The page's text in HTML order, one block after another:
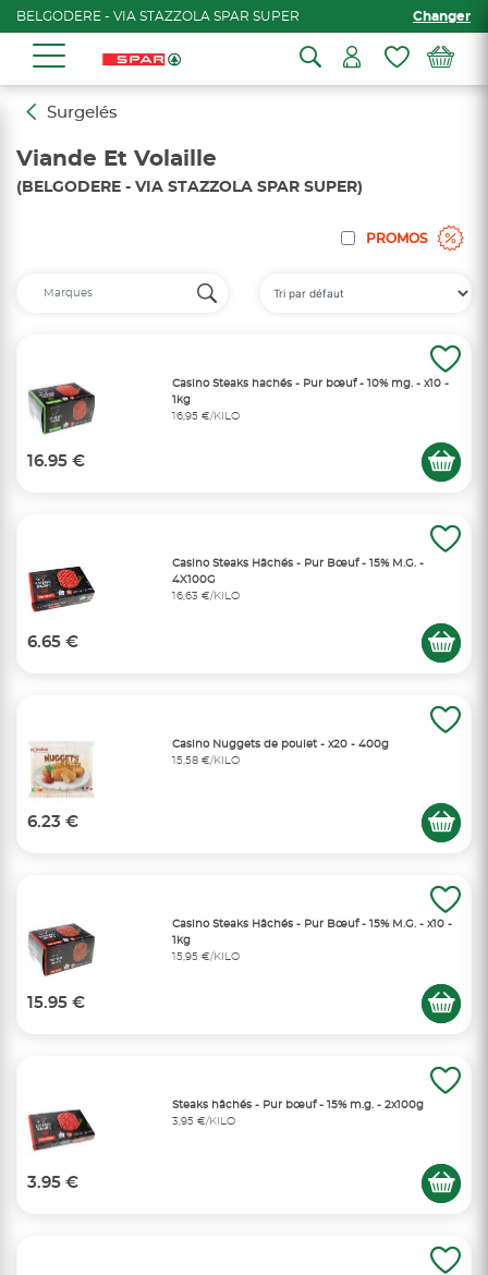
BELGODERE - VIA STAZZOLA SPAR SUPER Changer
Surgelés
Viande Et Volaille
(BELGODERE - VIA STAZZOLA SPAR SUPER)
PROMOS
Casino Steaks hachés - Pur bœuf - 10% mg. - x10 -
1kg
16,95 €/KILO
16.95 €
Casino Steaks Hâchés - Pur Bœuf - 15% M.G. -
4X100G
16,63 €/KILO
6.65 €
Casino Nuggets de poulet - x20 - 400g
15,58 €/KILO
6.23 €
Casino Steaks Hâchés - Pur Bœuf - 15% M.G. - x10 -
1kg
15,95 €/KILO
15.95 €
Steaks hâchés - Pur bœuf - 15% m.g. - 2x100g
3,95 €/KILO
3.95 €